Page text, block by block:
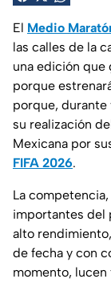
El Medio
las calles de la
una edición que
porque
porque,
su realización
Mexicana por
FIFA 2026.
La
importantes del
alto
de fecha y con
momento, lucen